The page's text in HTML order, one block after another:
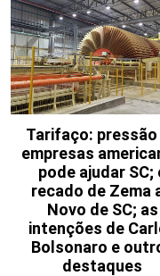
Tarifaço: pressão
empresas
pode ajudar SC;
recado de Zema
Novo de SC; as
intenções de
Bolsonaro e
destaques